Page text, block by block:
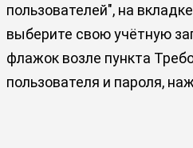
пользователей", на
выберите свою учётную
флажок возле пункта
пользователя и пароля,